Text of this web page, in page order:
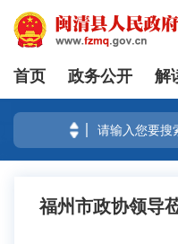
首页 政务公开 解
福州市政协领导